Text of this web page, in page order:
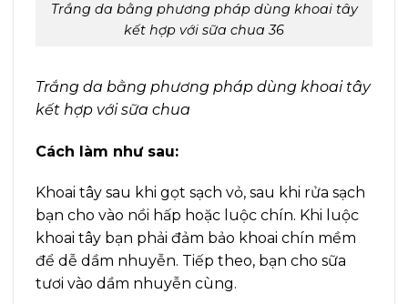
Trắng da bằng phương pháp dùng khoai tây
kết hợp với sữa chua 36
Trắng da bằng phương pháp dùng khoai tây
kết hợp với sữa chua
Cách làm như sau:
Khoai tây sau khi gọt sạch vỏ, sau khi rửa sạch
bạn cho vào nồi hấp hoặc luộc chín. Khi luộc
khoai tây bạn phải đảm bảo khoai chín mềm
để dễ dầm nhuyễn. Tiếp theo, bạn cho sữa
tươi vào dầm nhuyễn cùng.